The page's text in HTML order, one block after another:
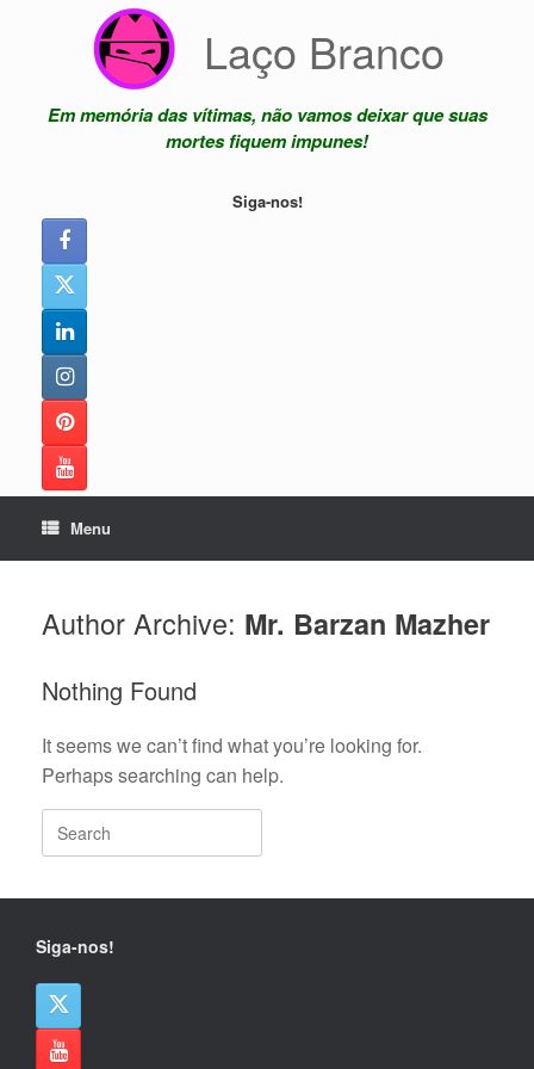
Laço Branco
Em memória das vítimas, não vamos deixar que suas
mortes fiquem impunes!
Siga-nos!
Menu
Author Archive: Mr. Barzan Mazher
Nothing Found
It seems we can’t find what you’re looking for.
Perhaps searching can help.
Search
for:
Siga-nos!